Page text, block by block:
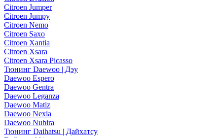
Citroen Jumper
Citroen Jumpy
Citroen Nemo
Citroen Saxo
Citroen Xantia
Citroen Xsara
Citroen Xsara Picasso
Тюнинг Daewoo | Дэу
Daewoo Espero
Daewoo Gentra
Daewoo Leganza
Daewoo Matiz
Daewoo Nexia
Daewoo Nubira
Тюнинг Daihatsu | Дайхатсу